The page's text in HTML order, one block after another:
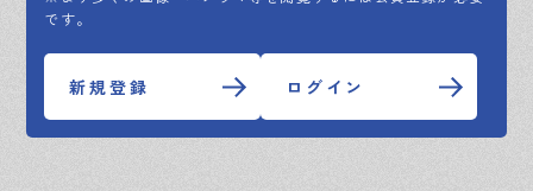
です。
新規登録 ログイン